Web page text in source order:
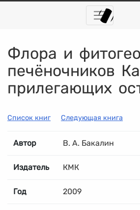
Флора и
печёночников
прилегающих
Список книг Следующая книга
Автор В. А. Бакалин
Издатель КМК
Год 2009